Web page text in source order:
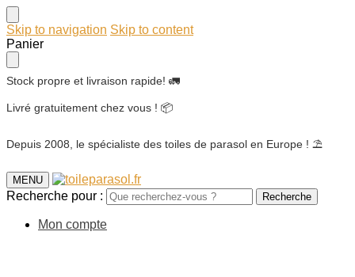
Skip to navigation Skip to content
Panier
Stock propre et livraison rapide! 🚛
Livré gratuitement chez vous ! 📦
Depuis 2008, le spécialiste des toiles de parasol en Europe ! ⛱️
MENU
Recherche pour : Recherche
Mon compte